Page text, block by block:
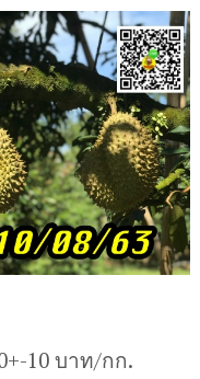
10 บาท/กก.